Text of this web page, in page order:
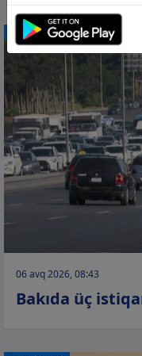
CƏMİYYƏT
06 avq 2026, 08:43
Bakıda üç